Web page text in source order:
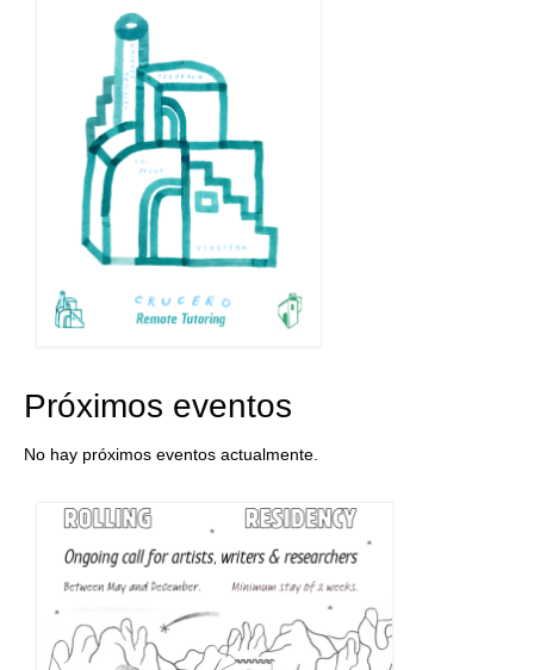
Próximos eventos
No hay próximos eventos actualmente.